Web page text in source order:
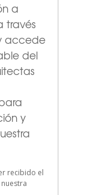
a
través
accede
del
y
recibido el